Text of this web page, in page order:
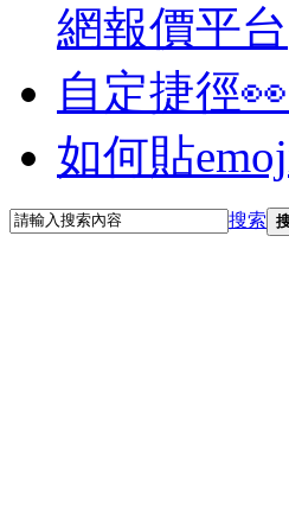
網報價平台
自定捷徑👀
如何貼
搜索